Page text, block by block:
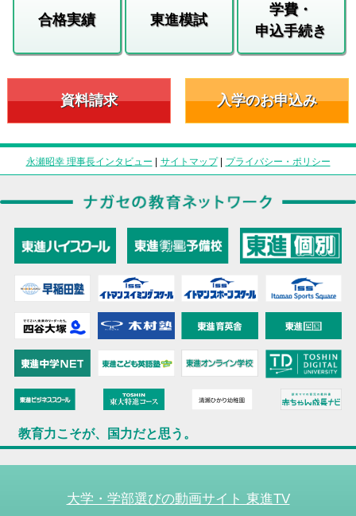
合格実績 東進模試
学費・
申込手続き
資料請求 入学のお申込み
永瀬昭幸 理事長インタビュー | サイトマップ| プライバシー・ポリシー
教育力こそが、国力だと思う。
大学・学部選びの動画サイト 東進TV